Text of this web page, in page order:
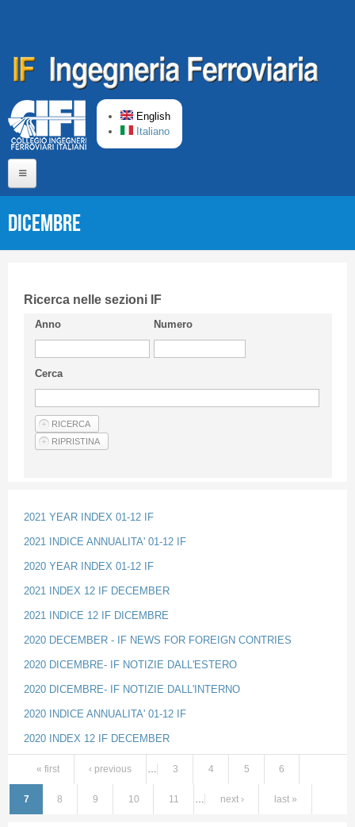
English
Italiano
Short presentation CIFI
Guideline
Privacy & Policy
Articles
Dicembre
Ricerca nelle sezioni IF
Anno Numero
Cerca
2021 YEAR INDEX 01-12 IF
2021 INDICE ANNUALITA' 01-12 IF
2020 YEAR INDEX 01-12 IF
2021 INDEX 12 IF DECEMBER
2021 INDICE 12 IF DICEMBRE
2020 DECEMBER - IF NEWS FOR FOREIGN CONTRIES
2020 DICEMBRE- IF NOTIZIE DALL'ESTERO
2020 DICEMBRE- IF NOTIZIE DALL'INTERNO
2020 INDICE ANNUALITA' 01-12 IF
2020 INDEX 12 IF DECEMBER
Pages
« first ‹ previous … 3 4 5 6
7 8 9 10 11 … next › last »